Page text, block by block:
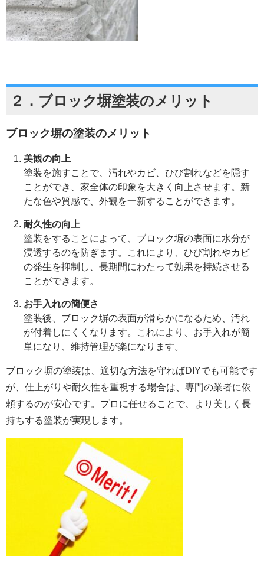
２． ブロック塀塗装のメリット
ブロック塀の塗装のメリット
美観の向上
塗装を施すことで、汚れやカビ、ひび割れなどを隠す
ことができ、家全体の印象を大きく向上させます。新
たな色や質感で、外観を一新することができます。
耐久性の向上
塗装をすることによって、ブロック塀の表面に水分が
浸透するのを防ぎます。これにより、ひび割れやカビ
の発生を抑制し、長期間にわたって効果を持続させる
ことができます。
お手入れの簡便さ
塗装後、ブロック塀の表面が滑らかになるため、汚れ
が付着しにくくなります。これにより、お手入れが簡
単になり、維持管理が楽になります。
ブロック塀の塗装は、適切な方法を守ればDIYでも可能です
が、仕上がりや耐久性を重視する場合は、専門の業者に依
頼するのが安心です。プロに任せることで、より美しく長
持ちする塗装が実現します。